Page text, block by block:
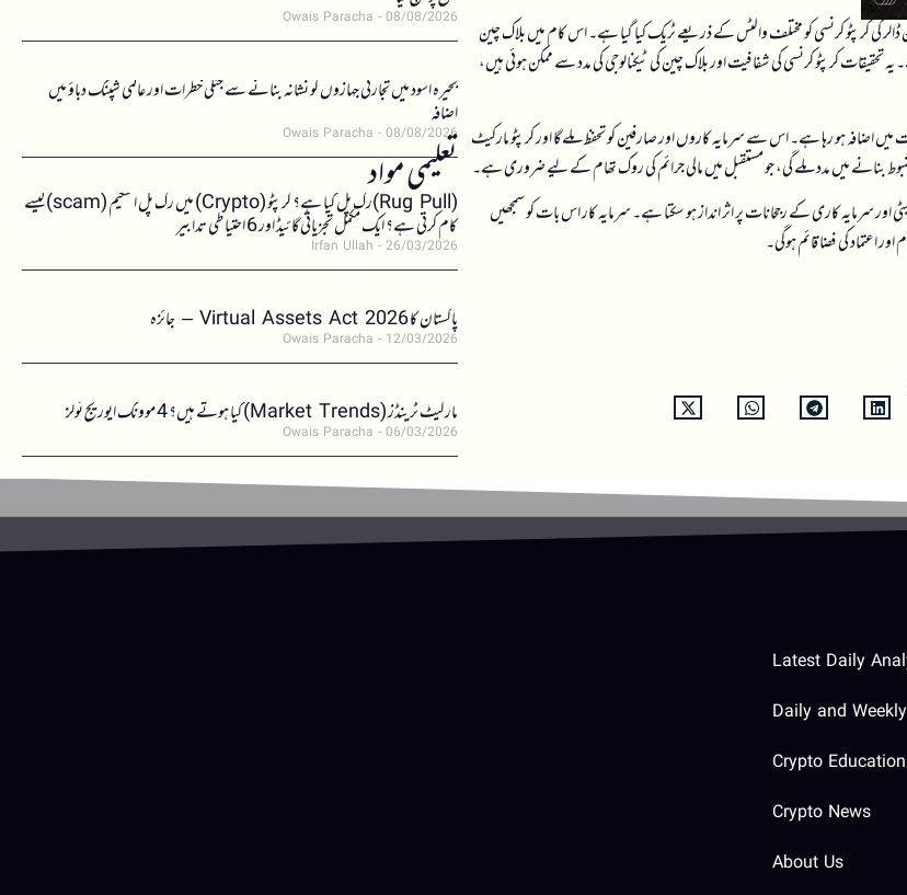
کرپٹو کرنسی کے شعبے میں ایک اہم پیش رفت ہوئی ہے جس میں رومانس اسکیمز سے منسلک 61 ملین ڈالر کی کرپٹو کرنسی کو مختلف والٹس کے ذریعے ٹریک کیا گیا ہے۔ اس کام میں بلاک چین
تحقیقات کرپٹو کرنسی کی شفافیت اور بلاک چین کی ٹیکنالوجی کی مدد سے ممکن ہوئی ہیں،
اضافہ ہو رہا ہے۔ اس سے سرمایہ کاروں اور صارفین کو تحفظ ملے گا اور کرپٹو مارکیٹ
بنانے میں مدد ملے گی، جو مستقبل میں مالی جرائم کی روک تھام کے لیے ضروری ہے۔
اور سرمایہ کاری کے رجحانات پر اثر انداز ہو سکتا ہے۔ سرمایہ کار اس بات کو سمجھیں
اعتماد کی فضا قائم ہوگی۔
Owais Paracha 08/08/2026
بحیرہ اسود میں تجارتی جہازوں کو نشانہ بنانے سے جنگی خطرات اور عالمی شپنگ دباؤ میں
اضافہ
Owais Paracha 08/08/2026
تعلیمی مواد (Rug Pull)رگ پل کیا ہے؟ کرپٹو (Crypto) میں رگ پل اسکیم (scam)کیسے
کام کرتی ہے؟ ایک مکمل تجزیاتی گائیڈ اور 6 احتیاطی تدابیر
Irfan Ullah 26/03/2026
پاکستان کا Virtual Assets Act 2026 – جائزہ
Owais Paracha 12/03/2026
مارکیٹ ٹرینڈز (Market Trends) کیا ہوتے ہیں؟ 4 موونگ ایوریج ٹولز
Owais Paracha 06/03/2026
Latest Daily
Daily and
Crypto Education
Crypto News
About Us